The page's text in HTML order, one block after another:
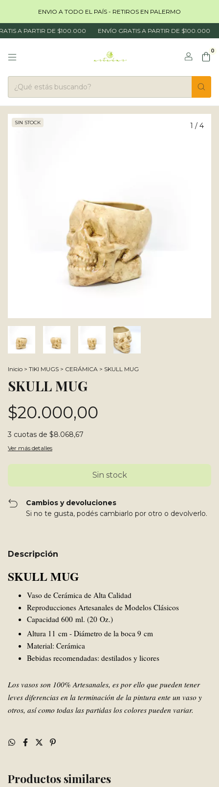
ENVIO A TODO EL PAÍS - RETIROS EN PALERMO
A PARTIR DE $100.000 ENVÍO GRATIS A PARTIR DE $100.000
0
SIN STOCK 1 / 4
Inicio > TIKI MUGS > CERÁMICA > SKULL MUG
SKULL MUG
$20.000,00
3 cuotas de $8.068,67
Ver más detalles
Cambios y devoluciones
Si no te gusta, podés cambiarlo por otro o devolverlo.
Descripción
SKULL MUG
Vaso de Cerámica de Alta Calidad
Reproducciones Artesanales de Modelos Clásicos
Capacidad 600 ml. (20 Oz.)
Altura 11 cm - Diámetro de la boca 9 cm
Material: Cerámica
Bebidas recomendadas: destilados y licores
Los vasos son 100% Artesanales, es por ello que pueden tener
leves diferencias en la terminación de la pintura ente un vaso y
otros, así como todas las partidas los colores pueden variar.
Productos similares